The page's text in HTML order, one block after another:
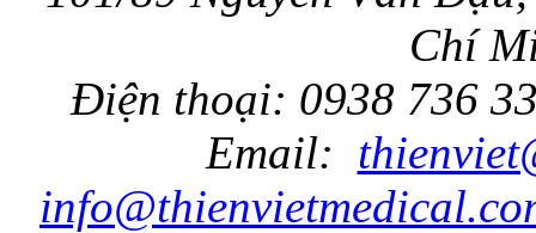
Chí
Điện thoại: 0938 736
Email: